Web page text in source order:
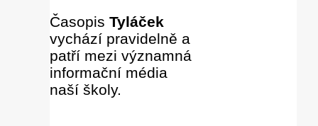
Časopis Tyláček
vychází pravidelně a
patří mezi významná
informační média
naší školy.